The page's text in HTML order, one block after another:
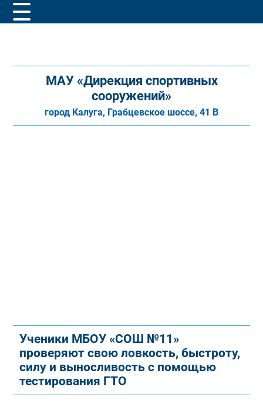
МАУ «Дирекция спортивных
сооружений»
город Калуга, Грабцевское шоссе, 41 В
Ученики МБОУ «СОШ №11»
проверяют свою ловкость, быстроту,
силу и выносливость с помощью
тестирования ГТО